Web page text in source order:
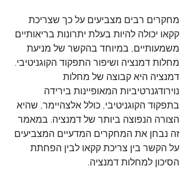
מחקרים רבים מצביעים על כך שצריכת
קקאו יכולה להיות בעלת יתרונות בריאותיים
משמעותיים, במיוחד בהקשר של מניעת
מחלות דמנציה ושיפור התפקוד הקוגניטיבי.
דמנציה היא קבוצה של מחלות
נוירודגנרטיביות המאופיינות בירידה
בתפקוד הקוגניטיבי, כולל אלצהיימר, שהיא
הצורה הנפוצה ביותר של דמנציה. במאמר
זה נבחן את המחקרים המדעיים המצביעים
על הקשר בין צריכת קקאו לבין הפחתת
הסיכון למחלות דמנציה.